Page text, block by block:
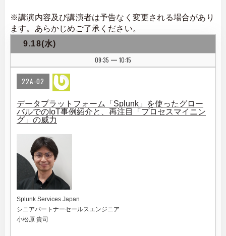
※講演内容及び講演者は予告なく変更される場合があり
ます。あらかじめご了承ください。
9.18(水)
09:35
| 10:15
22A-02
データプラットフォーム「Splunk」を使ったグロー
バルでのIoT事例紹介と、再注目「プロセスマイニン
グ」の威力
Splunk Services Japan
シニアパートナーセールスエンジニア
小松原 貴司